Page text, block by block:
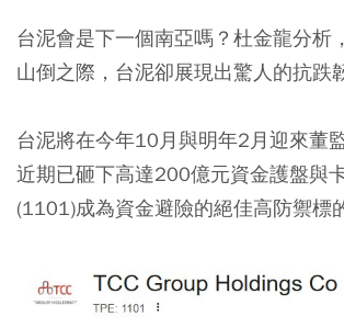
台泥會是下一個南亞嗎？杜金龍分析
山倒之際，台泥卻展現出驚人的抗跌
台泥將在今年10月與明年2月迎來董
近期已砸下高達200億元資金護盤與
(1101)成為資金避險的絕佳高防禦標